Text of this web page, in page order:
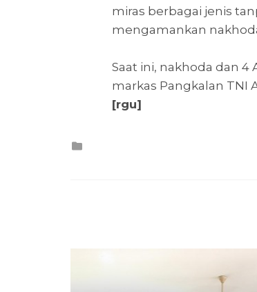
miras berbagai jenis
mengamankan
Saat ini, nakhoda dan
markas Pangkalan TNI
[rgu]